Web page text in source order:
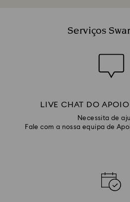
Serviços
LIVE CHAT DO
Necessita de
Fale com a nossa equipa de